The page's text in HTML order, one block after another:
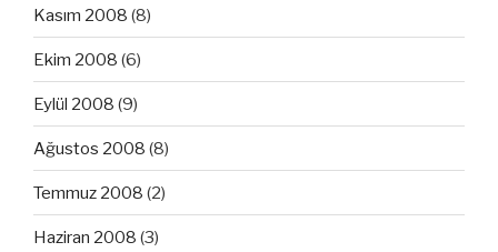
Kasım 2008 (8)
Ekim 2008 (6)
Eylül 2008 (9)
Ağustos 2008 (8)
Temmuz 2008 (2)
Haziran 2008 (3)